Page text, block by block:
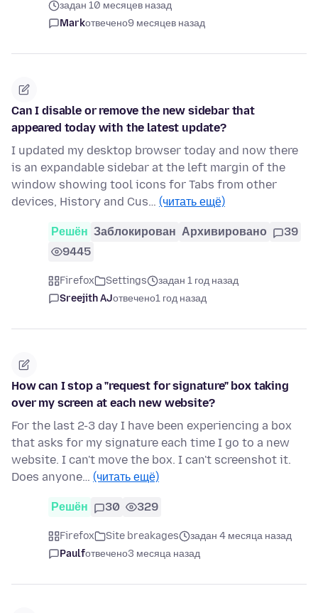
задан 10 месяцев назад
Markотвечено9 месяцев назад
Can I disable or remove the new sidebar that
appeared today with the latest update?
I updated my desktop browser today and now there
is an expandable sidebar at the left margin of the
window showing tool icons for Tabs from other
devices, History and Cus… (читать ещё)
Решён Заблокирован Архивировано
39
9445
Firefox Settings
задан 1 год назад
Sreejith AJотвечено1 год назад
How can I stop a "request for signature" box taking
over my screen at each new website?
For the last 2-3 day I have been experiencing a box
that asks for my signature each time I go to a new
website. I can't move the box. I can't screenshot it.
Does anyone… (читать ещё)
Решён 30 329
Firefox Site breakages
задан 4 месяца назад
Paulfотвечено3 месяца назад